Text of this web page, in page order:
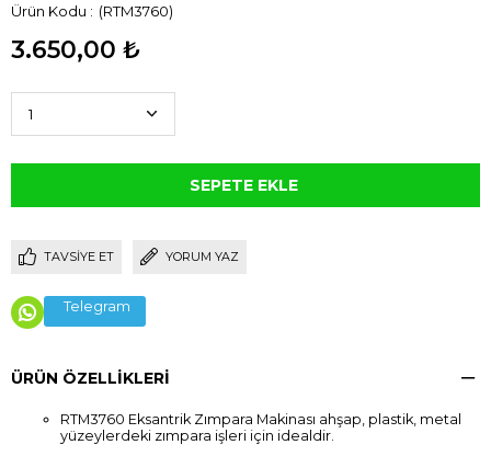
(RTM3760)
3.650,00 ₺
TAVSIYE ET YORUM YAZ
Telegram
ÜRÜN ÖZELLIKLERI
RTM3760 Eksantrik Zımpara Makinası ahşap, plastik, metal
yüzeylerdeki zımpara işleri için idealdir.